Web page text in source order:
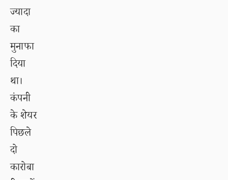
ज्यादा
का
मुनाफा
दिया
था।
कंपनी
के शेयर
पिछले
दो
कारोबा